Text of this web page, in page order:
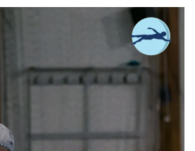
il canto libero della Lazio!
la squadra con Grasso
debutto a Catania
ecco le 11 rivali della Lazio
Bomber Fiorini: nostalgia!